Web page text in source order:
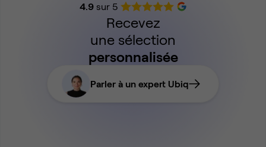
4.9sur 5
Recevez
une sélection
personnalisée
Parler à un expert Ubiq